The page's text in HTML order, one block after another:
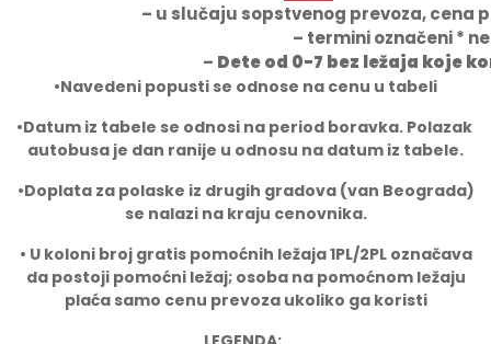
– u slučaju sopstvenog prevoza, cena
– termini označeni *
– Dete od 0-7 bez ležaja koje
•Navedeni popusti se odnose na cenu u tabeli
•Datum iz tabele se odnosi na period boravka. Polazak
autobusa je dan ranije u odnosu na datum iz tabele.
•Doplata za polaske iz drugih gradova (van Beograda)
se nalazi na kraju cenovnika.
• U koloni broj gratis pomoćnih ležaja 1PL/2PL označava
da postoji pomoćni ležaj; osoba na pomoćnom ležaju
plaća samo cenu prevoza ukoliko ga koristi